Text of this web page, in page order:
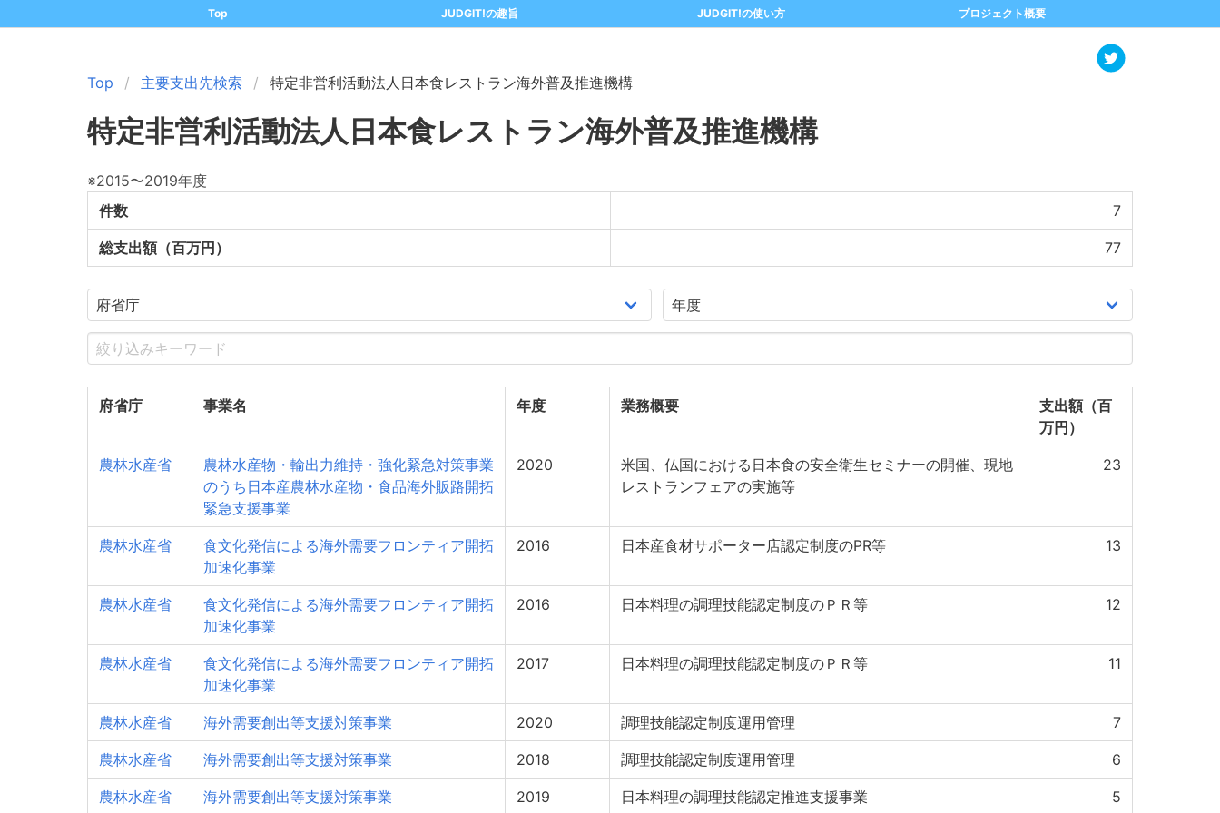
Top JUDGIT!の趣旨 JUDGIT!の使い方 プロジェクト概要
Top 主要支出先検索 特定非営利活動法人日本食レストラン海外普及推進機構
特定非営利活動法人日本食レストラン海外普及推進機構
※2015〜2019年度
件数
7
総支出額（百万円） 77
府省庁 事業名 年度 業務概要
支出額（百
万円）
農林水産省
農林水産物・輸出力維持・強化緊急対策事業
のうち日本産農林水産物・食品海外販路開拓
緊急支援事業
2020
米国、仏国における日本食の安全衛生セミナーの開催、現地
レストランフェアの実施等
23
農林水産省
食文化発信による海外需要フロンティア開拓
加速化事業
2016 日本産食材サポーター店認定制度のPR等 13
農林水産省
食文化発信による海外需要フロンティア開拓
加速化事業
2016 日本料理の調理技能認定制度のＰＲ等 12
農林水産省
食文化発信による海外需要フロンティア開拓
加速化事業
2017 日本料理の調理技能認定制度のＰＲ等 11
農林水産省 海外需要創出等支援対策事業 2020 調理技能認定制度運用管理 7
農林水産省 海外需要創出等支援対策事業 2018 調理技能認定制度運用管理 6
農林水産省 海外需要創出等支援対策事業 2019 日本料理の調理技能認定推進支援事業 5